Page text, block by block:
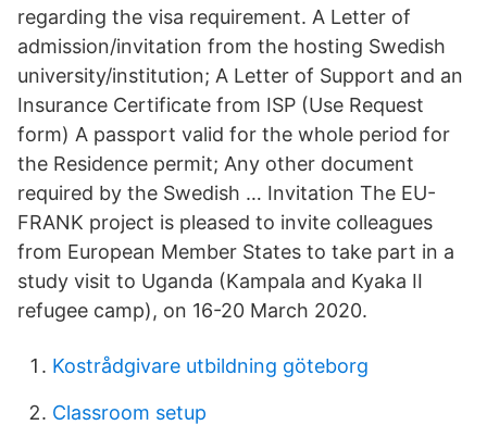
regarding the visa requirement. A Letter of
admission/invitation from the hosting Swedish
university/institution; A Letter of Support and an
Insurance Certificate from ISP (Use Request
form) A passport valid for the whole period for
the Residence permit; Any other document
required by the Swedish … Invitation The EU-
FRANK project is pleased to invite colleagues
from European Member States to take part in a
study visit to Uganda (Kampala and Kyaka II
refugee camp), on 16-20 March 2020.
Kostrådgivare utbildning göteborg
Classroom setup